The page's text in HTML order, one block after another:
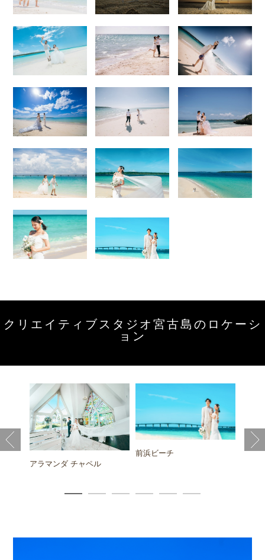
クリエイティブスタジオ宮古島のロケーシ
ョン
アラマンダ チャペル
前浜ビーチ